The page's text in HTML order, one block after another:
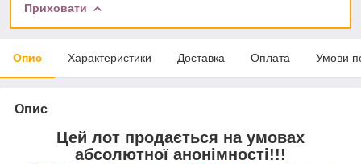
Приховати
Опис Характеристики Доставка Оплата Умови
Опис
Цей лот продається на умовах
абсолютної анонімності!!!